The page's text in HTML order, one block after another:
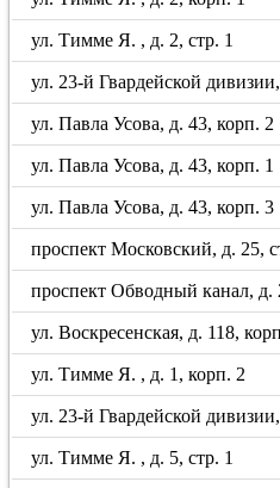
ул. Тимме Я. , д. 2, стр. 1
ул. 23-й Гвардейской
ул. Павла Усова, д. 43, корп. 2
ул. Павла Усова, д. 43, корп. 1
ул. Павла Усова, д. 43, корп. 3
проспект Московский, д. 25,
проспект Обводный канал, д.
ул. Воскресенская, д. 118,
ул. Тимме Я. , д. 1, корп. 2
ул. 23-й Гвардейской
ул. Тимме Я. , д. 5, стр. 1